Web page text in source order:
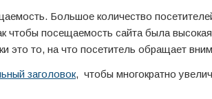
Большое количество
чтобы посещаемость сайта была
это то, на что посетитель обращает
заголовок, чтобы многократно